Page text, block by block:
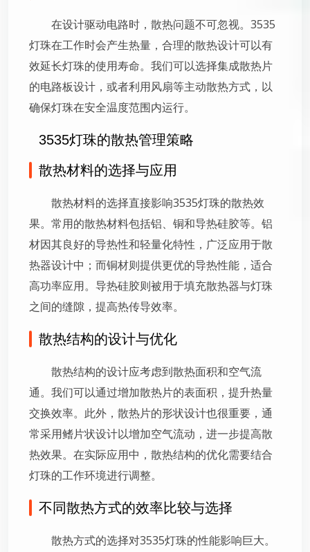
在设计驱动电路时，散热问题不可忽视。3535
灯珠在工作时会产生热量，合理的散热设计可以有
效延长灯珠的使用寿命。我们可以选择集成散热片
的电路板设计，或者利用风扇等主动散热方式，以
确保灯珠在安全温度范围内运行。
3535灯珠的散热管理策略
散热材料的选择与应用
散热材料的选择直接影响3535灯珠的散热效
果。常用的散热材料包括铝、铜和导热硅胶等。铝
材因其良好的导热性和轻量化特性，广泛应用于散
热器设计中；而铜材则提供更优的导热性能，适合
高功率应用。导热硅胶则被用于填充散热器与灯珠
之间的缝隙，提高热传导效率。
散热结构的设计与优化
散热结构的设计应考虑到散热面积和空气流
通。我们可以通过增加散热片的表面积，提升热量
交换效率。此外，散热片的形状设计也很重要，通
常采用鳍片状设计以增加空气流动，进一步提高散
热效果。在实际应用中，散热结构的优化需要结合
灯珠的工作环境进行调整。
不同散热方式的效率比较与选择
散热方式的选择对3535灯珠的性能影响巨大。